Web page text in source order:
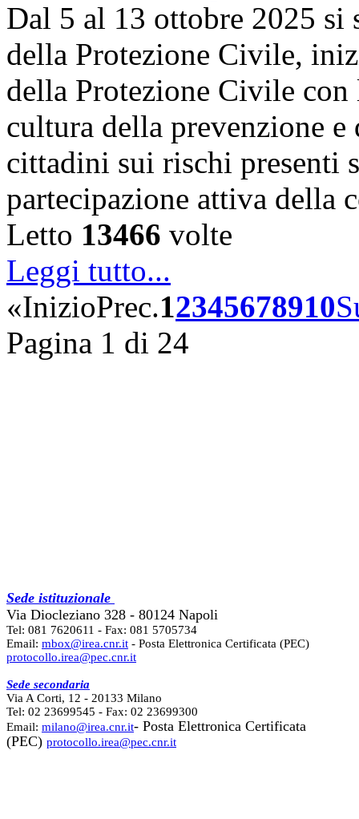
Dal 5 al 13 ottobre 2025 si
della Protezione Civile,
della Protezione Civile
cultura della prevenzione
cittadini sui rischi presenti
partecipazione attiva
Letto 13466 volte
Leggi tutto...
«InizioPrec.12345678910
Pagina 1 di 24
Sede istituzionale
Via Diocleziano 328 - 80124 Napoli
Tel: 081 7620611 - Fax: 081 5705734
Email: mbox@irea.cnr.it - Posta Elettronica Certificata (PEC)
protocollo.irea@pec.cnr.it
Sede secondaria
Via A Corti, 12 - 20133 Milano
Tel: 02 23699545 - Fax: 02 23699300
Email: milano@irea.cnr.it- Posta Elettronica Certificata
(PEC) protocollo.irea@pec.cnr.it